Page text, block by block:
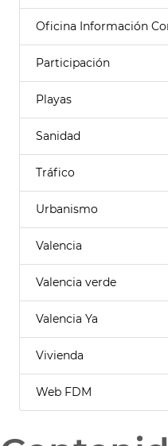
Oficina Información
Participación
Playas
Sanidad
Tráfico
Urbanismo
Valencia
Valencia verde
Valencia Ya
Vivienda
Web FDM